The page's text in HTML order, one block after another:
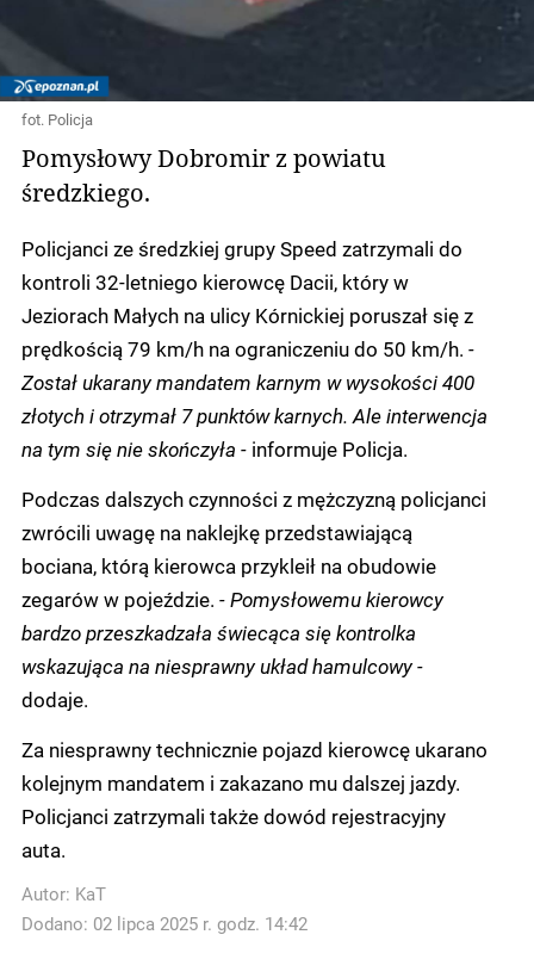
fot. Policja
Pomysłowy Dobromir z powiatu
średzkiego.
Policjanci ze średzkiej grupy Speed zatrzymali do
kontroli 32-letniego kierowcę Dacii, który w
Jeziorach Małych na ulicy Kórnickiej poruszał się z
prędkością 79 km/h na ograniczeniu do 50 km/h. -
Został ukarany mandatem karnym w wysokości 400
złotych i otrzymał 7 punktów karnych. Ale interwencja
na tym się nie skończyła - informuje Policja.
Podczas dalszych czynności z mężczyzną policjanci
zwrócili uwagę na naklejkę przedstawiającą
bociana, którą kierowca przykleił na obudowie
zegarów w pojeździe. - Pomysłowemu kierowcy
bardzo przeszkadzała świecąca się kontrolka
wskazująca na niesprawny układ hamulcowy -
dodaje.
Za niesprawny technicznie pojazd kierowcę ukarano
kolejnym mandatem i zakazano mu dalszej jazdy.
Policjanci zatrzymali także dowód rejestracyjny
auta.
Autor: KaT
Dodano: 02 lipca 2025 r. godz. 14:42